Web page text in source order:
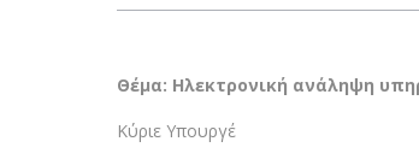
Θέμα: Ηλεκτρονική ανάληψη
Κύριε Υπουργέ